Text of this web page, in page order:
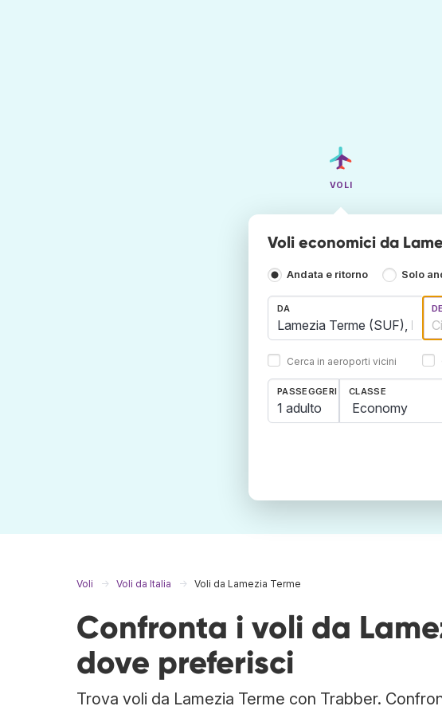
VOLI
Voli economici da
Andata e ritorno Solo
DA
Cerca in aeroporti vicini
PASSEGGERI
1 adulto
CLASSE
Voli Voli da Italia Voli da Lamezia Terme
Confronta i voli da
dove preferisci
Trova voli da Lamezia Terme con Trabber.